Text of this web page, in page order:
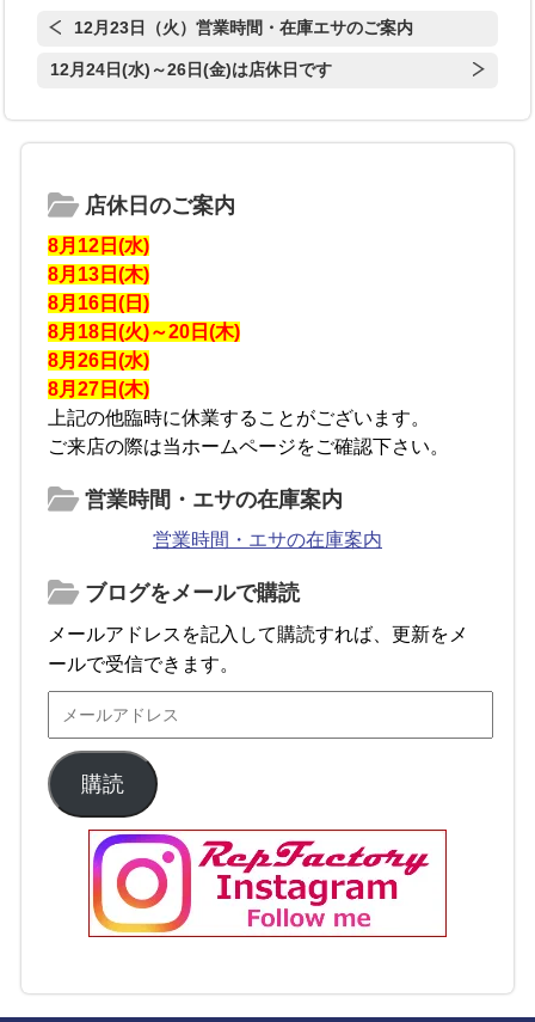
12月23日（火）営業時間・在庫エサのご案内
12月24日(水)～26日(金)は店休日です
店休日のご案内
8月12日(水)
8月13日(木)
8月16日(日)
8月18日(火)～20日(木)
8月26日(水)
8月27日(木)
上記の他臨時に休業することがございます。
ご来店の際は当ホームページをご確認下さい。
営業時間・エサの在庫案内
営業時間・エサの在庫案内
ブログをメールで購読
メールアドレスを記入して購読すれば、更新をメ
ールで受信できます。
購読